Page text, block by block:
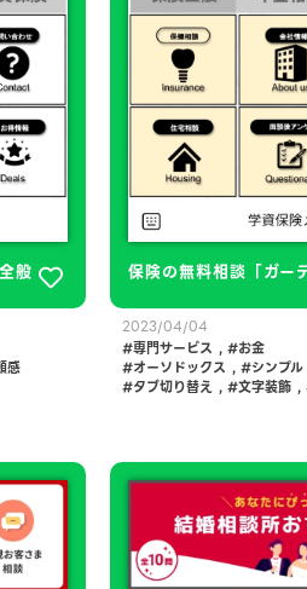
般
感
保険の無料相談「ガー
2023/04/04
専門サービス ,
お金
オーソドックス , シンプル
タブ切り替え , 文字装飾 ,